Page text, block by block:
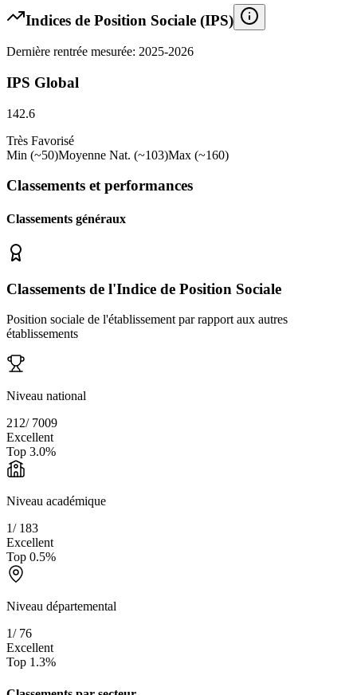
Indices de Position Sociale (IPS)
Dernière rentrée mesurée: 2025-2026
IPS Global
142.6
Très Favorisé
Min (~50)Moyenne Nat. (~103)Max (~160)
Classements et performances
Classements généraux
Classements de l'Indice de Position Sociale
Position sociale de l'établissement par rapport aux autres
établissements
Niveau national
212/ 7009
Excellent
Top 3.0%
Niveau académique
1/ 183
Excellent
Top 0.5%
Niveau départemental
1/ 76
Excellent
Top 1.3%